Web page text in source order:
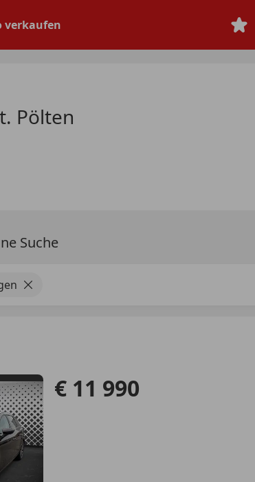
verkaufen
Pölten
Suche
€ 11 990